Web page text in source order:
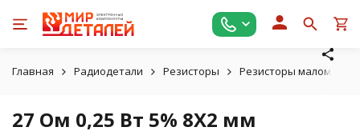
Главная Радиодетали Резисторы Резисторы
27 Ом 0,25 Вт 5% 8X2 мм